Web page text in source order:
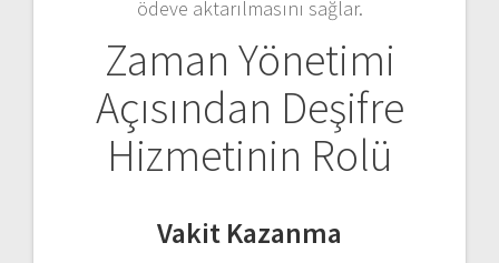
ödeve aktarılmasını sağlar.
Zaman Yönetimi
Açısından Deşifre
Hizmetinin Rolü
Vakit Kazanma